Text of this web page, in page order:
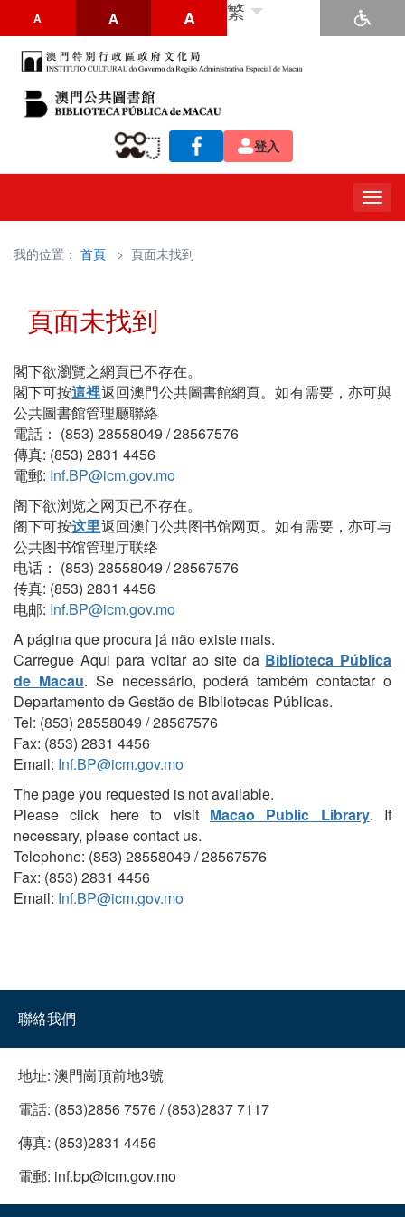
A A A 繁
登入
我的位置： 首頁 > 頁面未找到
頁面未找到
閣下欲瀏覽之網頁已不存在。
閣下可按這裡返回澳門公共圖書館網頁。如有需要，亦可與
公共圖書館管理廳聯絡
電話： (853) 28558049 / 28567576
傳真: (853) 2831 4456
電郵: Inf.BP@icm.gov.mo
阁下欲浏览之网页已不存在。
阁下可按这里返回澳门公共图书馆网页。如有需要，亦可与
公共图书馆管理厅联络
电话： (853) 28558049 / 28567576
传真: (853) 2831 4456
电邮: Inf.BP@icm.gov.mo
A página que procura já não existe mais.
Carregue Aqui para voltar ao site da Biblioteca Pública
de Macau. Se necessário, poderá também contactar o
Departamento de Gestão de Bibliotecas Públicas.
Tel: (853) 28558049 / 28567576
Fax: (853) 2831 4456
Email: Inf.BP@icm.gov.mo
The page you requested is not available.
Please click here to visit Macao Public Library. If
necessary, please contact us.
Telephone: (853) 28558049 / 28567576
Fax: (853) 2831 4456
Email: Inf.BP@icm.gov.mo
聯絡我們
地址: 澳門崗頂前地3號
電話: (853)2856 7576 / (853)2837 7117
傳真: (853)2831 4456
電郵: inf.bp@icm.gov.mo